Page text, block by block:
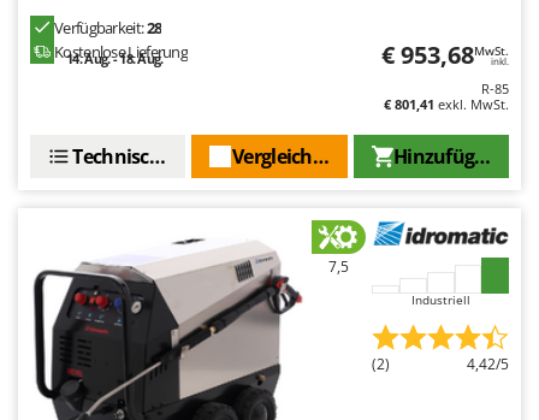
O
Officine Savioli
Oliviero
Oriental Koshin
Outdoorchef
Palazzetti
Verfügbarkeit:28
Kostenlose Lieferung
14. Aug. - 18. Aug. € 953,68MwSt.
inkl.
R-85
€ 801,41 exkl. MwSt.
Hinzufügen
Vergleichen Sie
Technische Daten
7,5
Industriell
(2) 4,42/5